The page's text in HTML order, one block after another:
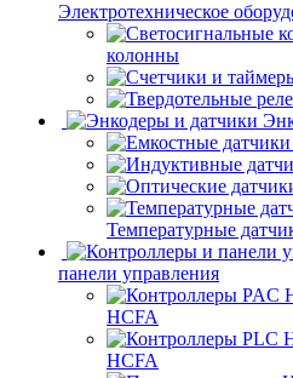
Электротехническое
колонны
Температурные
панели управления
HCFA
HCFA